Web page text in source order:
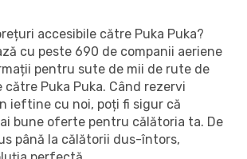
accesibile către Puka Puka?
cu peste 690 de companii aeriene
pentru sute de mii de rute de
către Puka Puka. Când rezervi
ieftine cu noi, poți fi sigur că
bune oferte pentru călătoria ta. De
până la călătorii dus-întors,